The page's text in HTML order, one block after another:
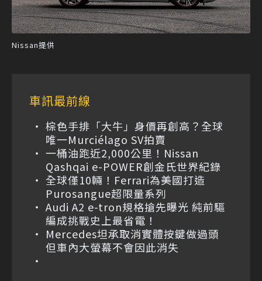
Nissan提供
車訊最前線
棕色手排「大牛」身價再創高？全球
唯一Murciélago SV拍賣
一桶油跑近2,000公里！Nissan
Qashqai e-POWER創金氏世界紀錄
全球僅10輛！Ferrari為美國打造
Purosangue超限量系列
Audi A2 e-tron規格搶先曝光 純前驅
編成挑戰史上最省電！
Mercedes坦承取消實體按鍵做過頭
但車內大螢幕不會因此消失